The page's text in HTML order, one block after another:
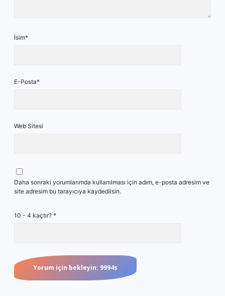
İsim*
E-Posta*
Web Sitesi
Daha sonraki yorumlarımda kullanılması için adım, e-posta adresim ve
site adresim bu tarayıcıya kaydedilsin.
10 - 4 kaçtır? *